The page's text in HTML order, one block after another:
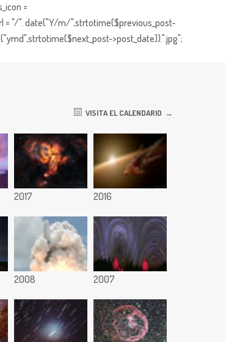
=
= "/". date("Y/m/",strtotime($previous_post-
>post_date)).".jpg";
VISITA EL CALENDARIO
2017 2016
2008 2007